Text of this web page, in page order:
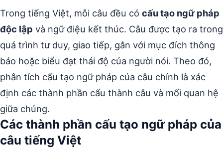
Trong tiếng Việt, mỗi câu đều có cấu tạo ngữ pháp
độc lập và ngữ điệu kết thúc. Câu được tạo ra trong
quá trình tư duy, giao tiếp, gắn với mục đích thông
báo hoặc biểu đạt thái độ của người nói. Theo đó,
phân tích cấu tạo ngữ pháp của câu chính là xác
định các thành phần cấu thành câu và mối quan hệ
giữa chúng.
Các thành phần cấu tạo ngữ pháp của
câu tiếng Việt